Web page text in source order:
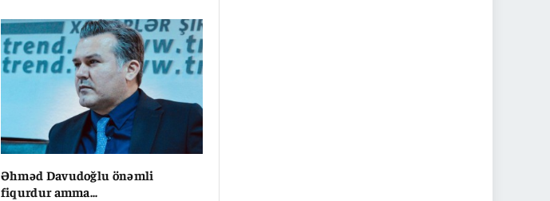
Əhməd Davudoğlu önəmli
fiqurdur amma...